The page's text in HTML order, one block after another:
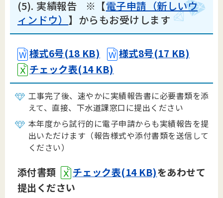
(5). 実績報告 ※【電子申請（新しいウ
ィンドウ） 】からもお受けします
様式6号(18 KB)
様式8号(17 KB)
チェック表(14 KB)
工事完了後、速やかに実績報告書に必要書類を添
えて、直接、下水道課窓口に提出ください
本年度から試行的に電子申請からも実績報告を提
出いただけます（報告様式や添付書類を送信して
ください）
添付書類 チェック表(14 KB)をあわせて
提出ください